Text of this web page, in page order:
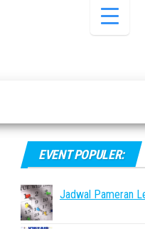
EVENT POPULER:
Jadwal Pameran